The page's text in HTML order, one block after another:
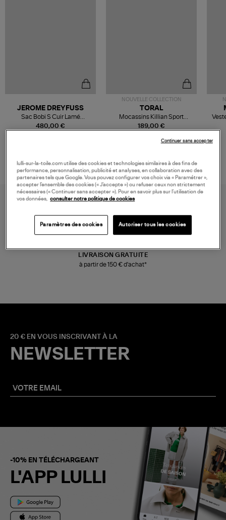
480,00 €
JEROME DREYFUSS
Sac Bobi S Cuir Lamé
Champagne
NOUVELLE COLLECTION
189,00 €
TORAL
Mocassins Killian Sport
Mousse
LIVRAISON GRATUITE
à partir de 150 € d'achat*
20 € EN VOUS INSCRIVANT À LA
NEWSLETTER
-10% EN TÉLÉCHARGEANT
L'APP LULLI
lulli-sur-la-toile.com utilise des cookies et technologies similaires à des fins de
performance, personnalisation, publicité et analyses, en collaboration avec des
partenaires tels que Google. Vous pouvez configurer vos choix via « Paramétrer »,
accepter l’ensemble des cookies (« J’accepte ») ou refuser ceux non strictement
nécessaires (« Continuer sans accepter »). Pour en savoir plus sur l’utilisation de
vos données, consulter notre politique de cookies
Paramètres des cookies Autoriser tous les cookies
Continuer sans accepter